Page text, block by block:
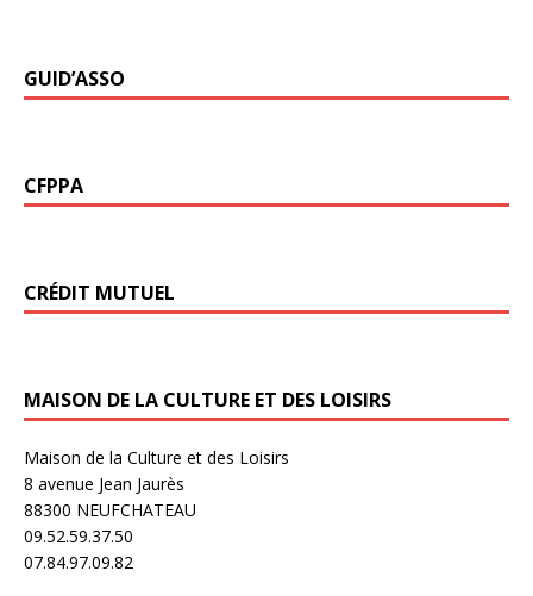
GUID’ASSO
CFPPA
CRÉDIT MUTUEL
MAISON DE LA CULTURE ET DES LOISIRS
Maison de la Culture et des Loisirs
8 avenue Jean Jaurès
88300 NEUFCHATEAU
09.52.59.37.50
07.84.97.09.82